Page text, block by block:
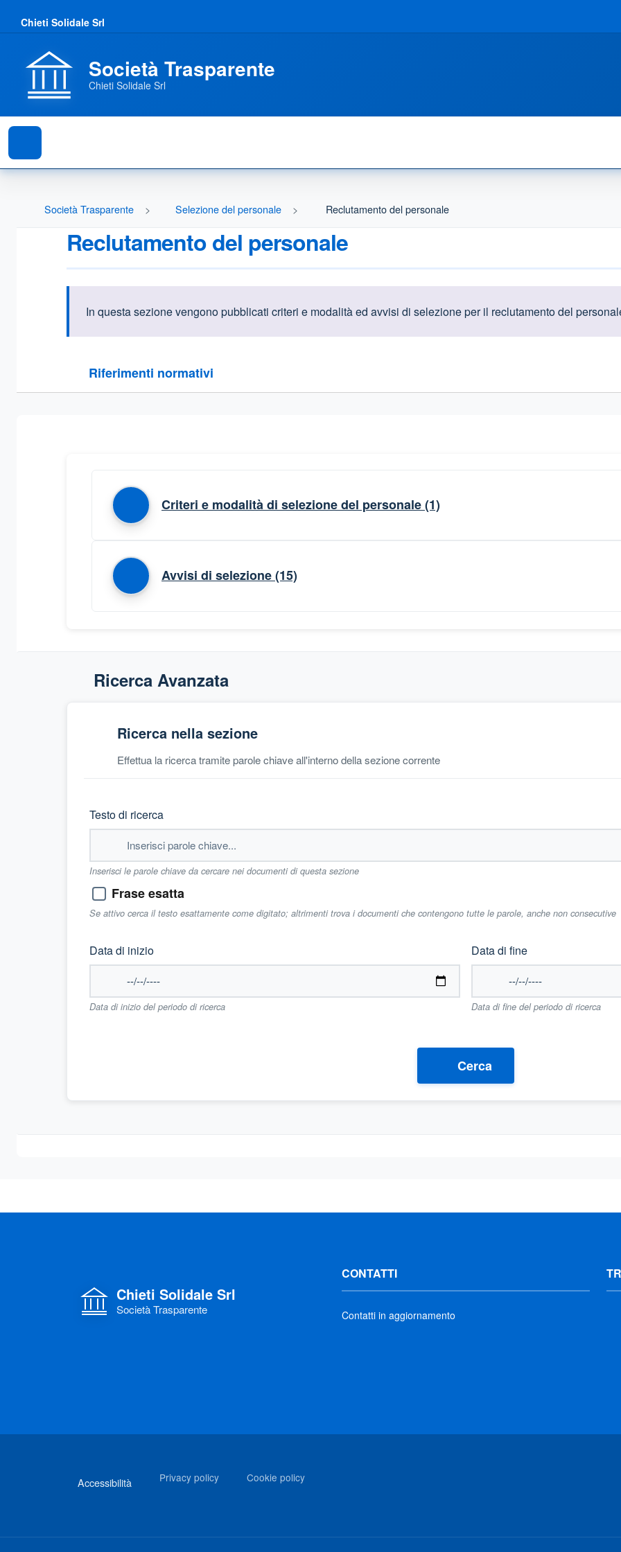
Chieti Solidale Srl
Società Trasparente
Chieti Solidale Srl
Società Trasparente Selezione del personale Reclutamento del personale
Reclutamento del personale
Informazioni introduttive
In questa sezione vengono pubblicati criteri e modalità ed avvisi di selezione per il reclutamento del
Riferimenti normativi
Sezione compressa
Criteri e modalità di selezione del personale(1)
Avvisi di selezione(15)
Ricerca Avanzata
Ricerca nella sezione
Effettua la ricerca tramite parole chiave all'interno della sezione corrente
Testo di ricerca
Inserisci le parole chiave da cercare nei documenti di questa sezione
Frase esatta
Se attivo cerca il testo esattamente come digitato; altrimenti trova i documenti che contengono tutte le parole, anche non consecutive
Data di inizio
Data di inizio del periodo di ricerca
Data di fine
Data di fine del periodo di ricerca
Cerca
Chieti Solidale Srl
Società Trasparente
CONTATTI
Contatti in aggiornamento
Accessibilità Privacy policy Cookie policy